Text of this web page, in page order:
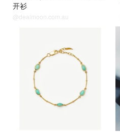
开衫
@dealmoon.com.au